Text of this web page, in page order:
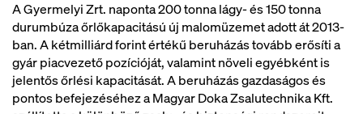
A Gyermelyi Zrt. naponta 200 tonna lágy- és 150 tonna
durumbúza őrlőkapacitású új malomüzemet adott át 2013-
ban. A kétmilliárd forint értékű beruházás tovább erősíti a
gyár piacvezető pozícióját, valamint növeli egyébként is
jelentős őrlési kapacitását. A beruházás gazdaságos és
pontos befejezéséhez a Magyar Doka Zsalutechnika Kft.